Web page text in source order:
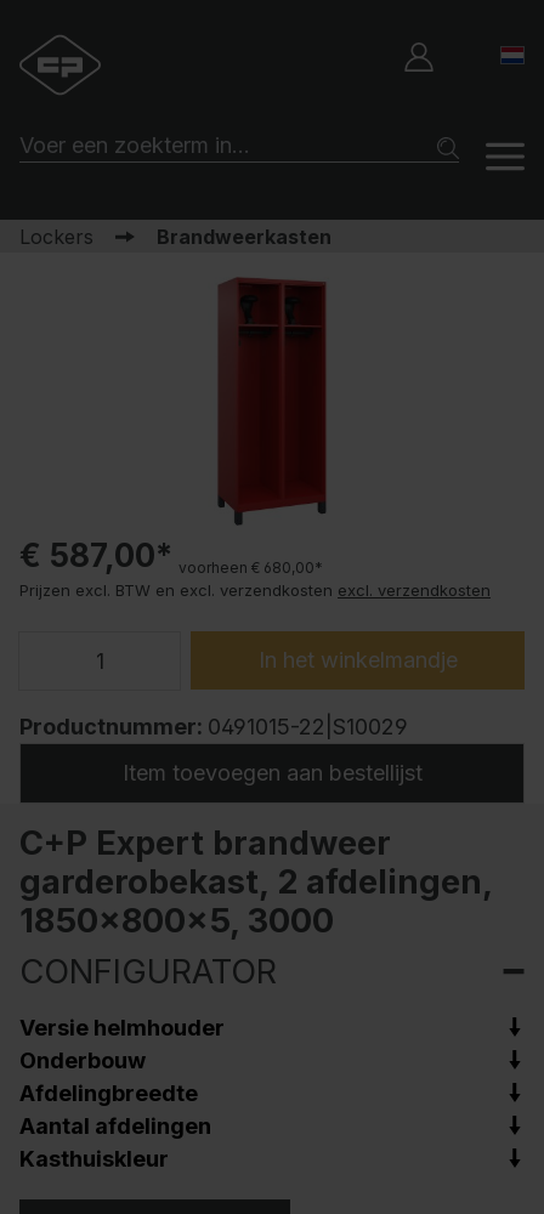
Lockers Brandweerkasten
€ 587,00* voorheen € 680,00*
Prijzen excl. BTW en excl. verzendkosten excl. verzendkosten
In het winkelmandje
Productnummer: 0491015-22|S10029
Item toevoegen aan bestellijst
C+P Expert brandweer
garderobekast, 2 afdelingen,
1850x800x5, 3000
CONFIGURATOR
Versie helmhouder
Onderbouw
Afdelingbreedte
Aantal afdelingen
Kasthuiskleur